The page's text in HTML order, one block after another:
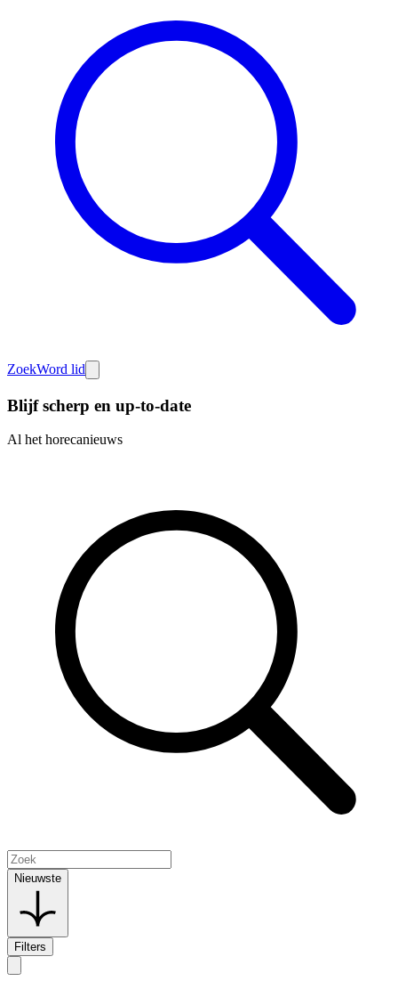
ZoekWord lid
Blijf scherp en up-to-date
Al het horecanieuws
Nieuwste
Filters